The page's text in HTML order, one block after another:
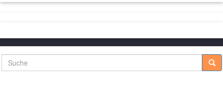
Suche